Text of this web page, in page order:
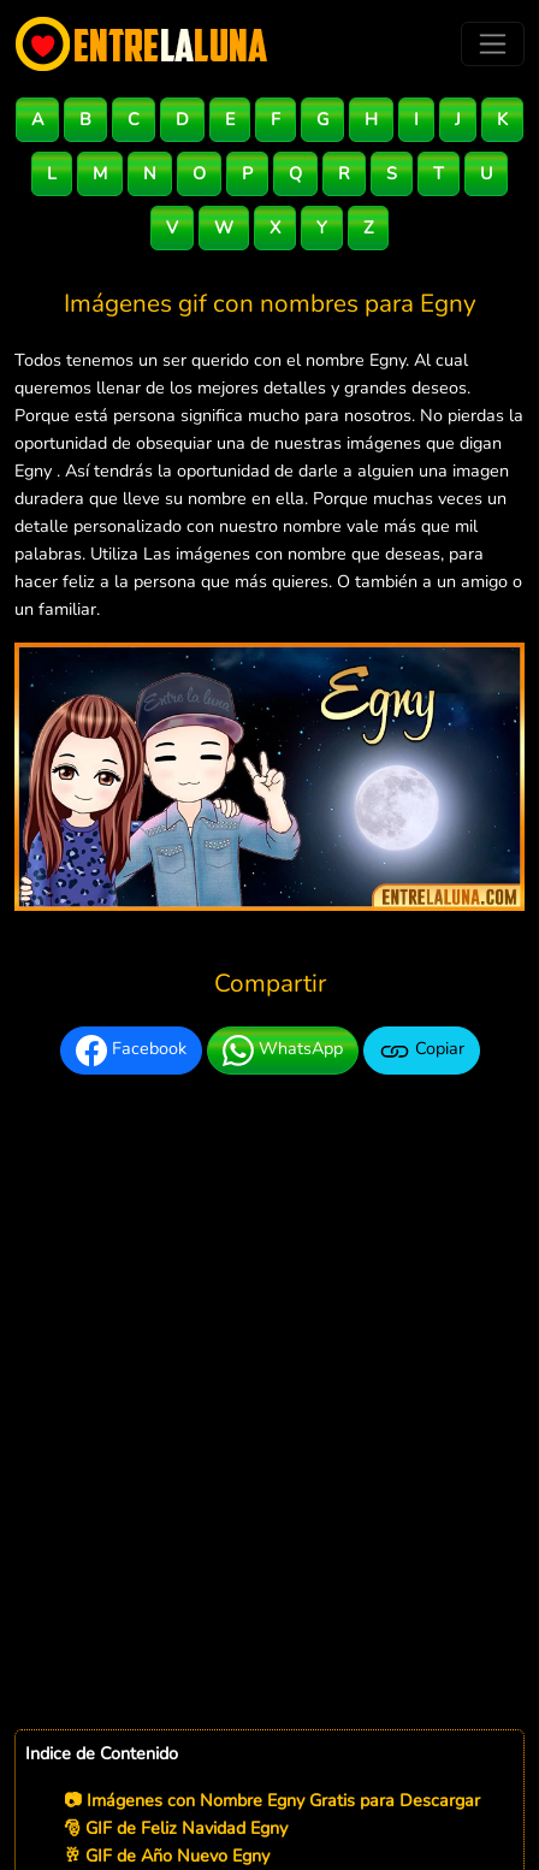
A B C D E F G H I J K
L M N O P Q R S T U
V W X Y Z
Imágenes gif con nombres para Egny
Todos tenemos un ser querido con el nombre Egny. Al cual
queremos llenar de los mejores detalles y grandes deseos.
Porque está persona significa mucho para nosotros. No pierdas la
oportunidad de obsequiar una de nuestras imágenes que digan
Egny . Así tendrás la oportunidad de darle a alguien una imagen
duradera que lleve su nombre en ella. Porque muchas veces un
detalle personalizado con nuestro nombre vale más que mil
palabras. Utiliza Las imágenes con nombre que deseas, para
hacer feliz a la persona que más quieres. O también a un amigo o
un familiar.
Compartir
Facebook WhatsApp Copiar
Indice de Contenido
📷 Imágenes con Nombre Egny Gratis para Descargar
🎅 GIF de Feliz Navidad Egny
🥂 GIF de Año Nuevo Egny